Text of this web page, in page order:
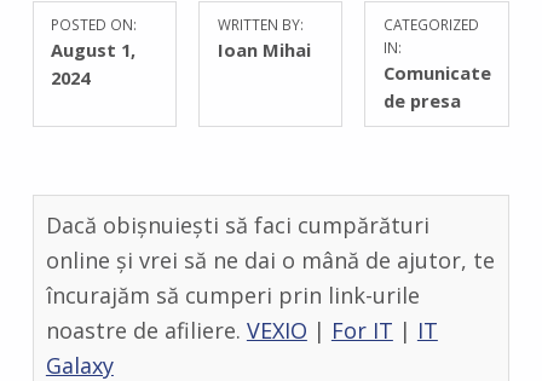
POSTED ON:
August 1,
2024
WRITTEN BY:
Ioan Mihai
C
O
M
T
S
0
CATEGORIZED
IN:
Comunicate
de presa
Dacă obișnuiești să faci cumpărături
online și vrei să ne dai o mână de ajutor, te
încurajăm să cumperi prin link-urile
noastre de afiliere. VEXIO | For IT | IT
Galaxy